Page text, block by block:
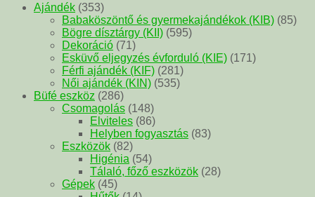
Ajándék (353)
Babaköszöntő és gyermekajándékok (KIB) (85)
Bögre dísztárgy (KII) (595)
Dekoráció (71)
Esküvő eljegyzés évforduló (KIE) (171)
Férfi ajándék (KIF) (281)
Női ajándék (KIN) (535)
Büfé eszköz (286)
Csomagolás (148)
Elviteles (86)
Helyben fogyasztás (83)
Eszközök (82)
Higénia (54)
Tálaló, főző eszközök (28)
Gépek (45)